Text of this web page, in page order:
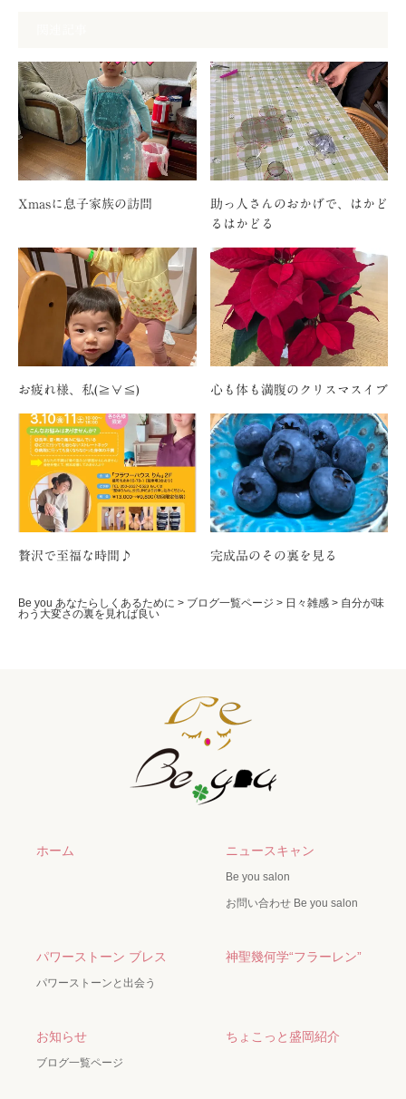
Xmasに息子家族の訪問
助っ人さんのおかげで、はかど
るはかどる
お疲れ様、私(≧∀≦) 心も体も満腹のクリスマスイブ
贅沢で至福な時間♪ 完成品のその裏を見る
Be you あなたらしくあるために > ブログ一覧ページ > 日々雑感 > 自分が味
わう大変さの裏を見れば良い
ホーム ニュースキャン
Be you salon
お問い合わせ Be you salon
パワーストーン ブレス
パワーストーンと出会う
神聖幾何学“フラーレン”
お知らせ
ブログ一覧ページ
ちょこっと盛岡紹介